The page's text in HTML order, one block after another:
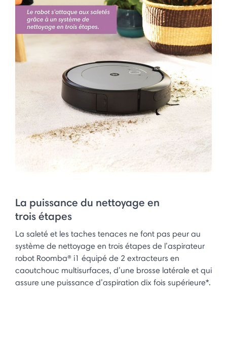
La puissance du nettoyage en
trois étapes
La saleté et les taches tenaces ne font pas peur au
système de nettoyage en trois étapes de l’aspirateur
robot Roomba® i1 équipé de 2 extracteurs en
caoutchouc multisurfaces, d’une brosse latérale et qui
assure une puissance d’aspiration dix fois supérieure*.